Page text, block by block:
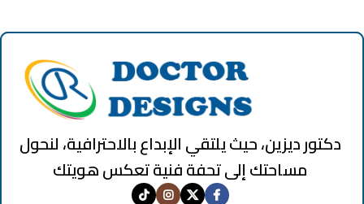
دكتور ديزين، حيث يلتقي الإبداع بالاحترافية، لنحول
مساحتك إلى تحفة فنية تعكس هويتك